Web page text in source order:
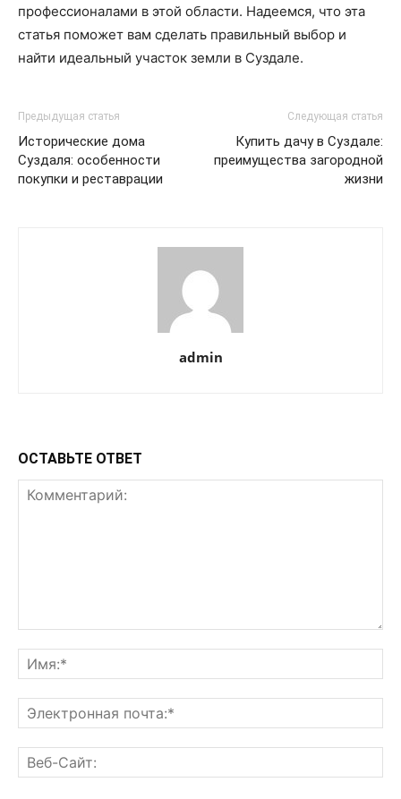
профессионалами в этой области. Надеемся, что эта
статья поможет вам сделать правильный выбор и
найти идеальный участок земли в Суздале.
Предыдущая статья
Исторические дома
Суздаля: особенности
покупки и реставрации
Следующая статья
Купить дачу в Суздале:
преимущества загородной
жизни
admin
ОСТАВЬТЕ ОТВЕТ